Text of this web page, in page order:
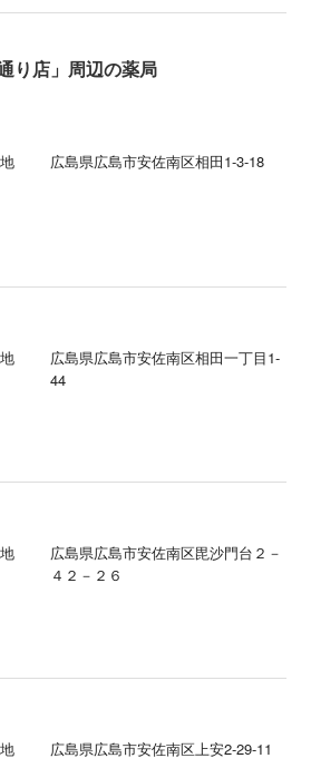
り店」周辺の薬局
広島県広島市安佐南区相田1-3-18
広島県広島市安佐南区相田一丁目1-
44
広島県広島市安佐南区毘沙門台２－
４２－２６
広島県広島市安佐南区上安2-29-11